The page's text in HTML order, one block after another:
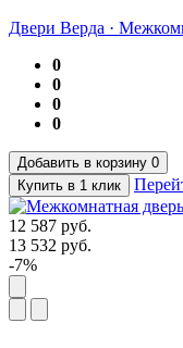
Двери Верда ·
0
0
0
0
Добавить в корзину 0
Купить в 1 клик
12 587 руб.
13 532 руб.
-7%